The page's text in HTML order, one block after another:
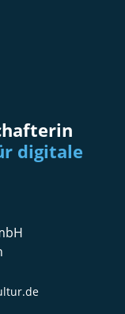
digitale